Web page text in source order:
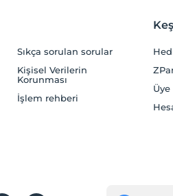
Sıkça sorulan sorular
Kişisel Verilerin
Korunması
İşlem rehberi